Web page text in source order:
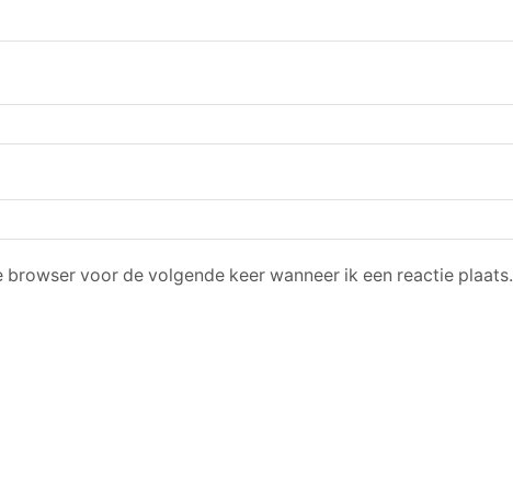
browser voor de volgende keer wanneer ik een reactie plaats.